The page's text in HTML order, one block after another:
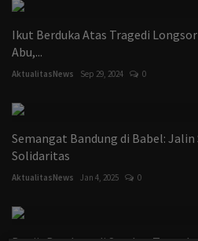
Ikut Berduka Atas Tragedi
Abu,...
AktualitasNews Sep 29, 2024 0
Semangat Bandung di Babel:
Solidaritas
AktualitasNews Jan 4, 2025 0